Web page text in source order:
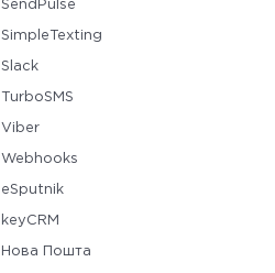
SendPulse
SimpleTexting
Slack
TurboSMS
Viber
Webhooks
eSputnik
keyCRM
Нова Пошта